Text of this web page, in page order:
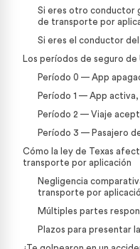
Si eres otro conductor
de transporte por
Si eres el conductor
Los períodos de seguro
Período 0 — App
Período 1 — App
Período 2 — Viaje
Período 3 — Pasajero
Cómo la ley de Texas
transporte por aplicación
Negligencia
transporte por
Múltiples partes
Plazos para presentar